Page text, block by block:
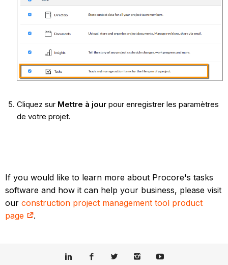
Cliquez sur Mettre à jourpour enregistrer les paramètres
de votre projet.
If you would like to learn more about Procore's tasks
software and how it can help your business, please visit
ourconstruction project management tool product
page
.